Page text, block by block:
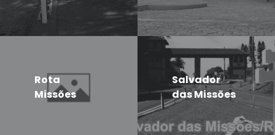
Rota
Missões
Salvador
das Missões